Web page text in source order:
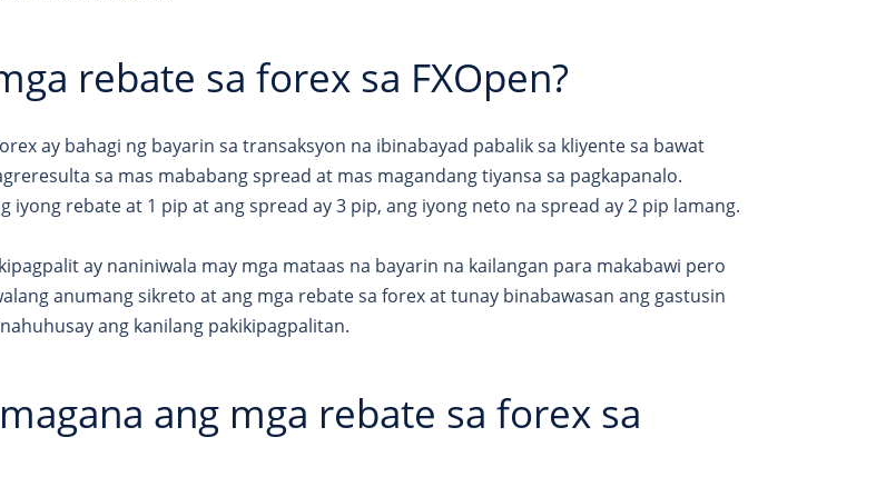
rebate sa forex sa FXOpen?
ay bahagi ng bayarin sa transaksyon na ibinabayad pabalik sa kliyente sa bawat
sa mas mababang spread at mas magandang tiyansa sa pagkapanalo.
iyong rebate at 1 pip at ang spread ay 3 pip, ang iyong neto na spread ay 2 pip lamang.
ay naniniwala may mga mataas na bayarin na kailangan para makabawi pero
anumang sikreto at ang mga rebate sa forex at tunay binabawasan ang gastusin
ang kanilang pakikipagpalitan.
ang mga rebate sa forex sa